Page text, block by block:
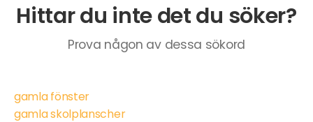
Hittar du inte det du söker?
Prova någon av dessa sökord
gamla fönster
gamla skolplanscher